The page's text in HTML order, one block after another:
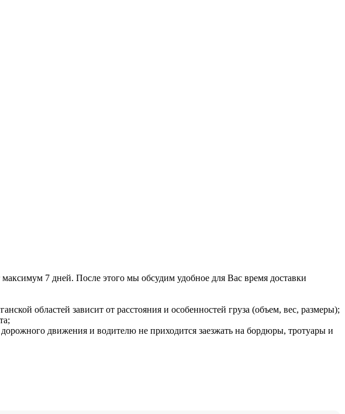
максимум 7 дней. После этого мы обсудим удобное для Вас время доставки
областей зависит от расстояния и особенностей груза (объем, вес, размеры);
движения и водителю не приходится заезжать на бордюры, тротуары и